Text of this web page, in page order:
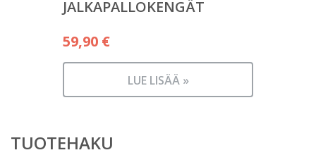
JALKAPALLOKENGÄT
59,90 €
LUE LISÄÄ »
TUOTEHAKU